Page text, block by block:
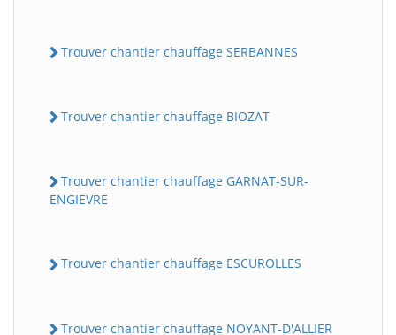
Trouver chantier chauffage SERBANNES
Trouver chantier chauffage BIOZAT
Trouver chantier chauffage GARNAT-SUR-
ENGIEVRE
Trouver chantier chauffage ESCUROLLES
Trouver chantier chauffage NOYANT-D'ALLIER